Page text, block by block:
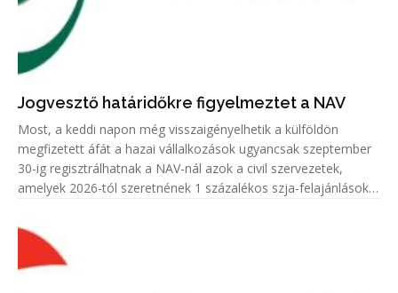
Jogvesztő határidőkre figyelmeztet a NAV
Most, a keddi napon még visszaigényelhetik a külföldön
megfizetett áfát a hazai vállalkozások ugyancsak szeptember
30-ig regisztrálhatnak a NAV-nál azok a civil szervezetek,
amelyek 2026-tól szeretnének 1 százalékos szja-felajánlásokat